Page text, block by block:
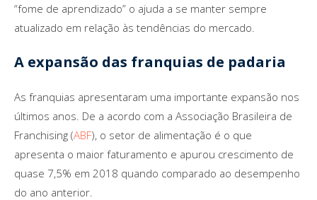
“fome de aprendizado” o ajuda a se manter sempre
atualizado em relação às tendências do mercado.
A expansão das franquias de padaria
As franquias apresentaram uma importante expansão nos
últimos anos. De a acordo com a Associação Brasileira de
Franchising (ABF), o setor de alimentação é o que
apresenta o maior faturamento e apurou crescimento de
quase 7,5% em 2018 quando comparado ao desempenho
do ano anterior.